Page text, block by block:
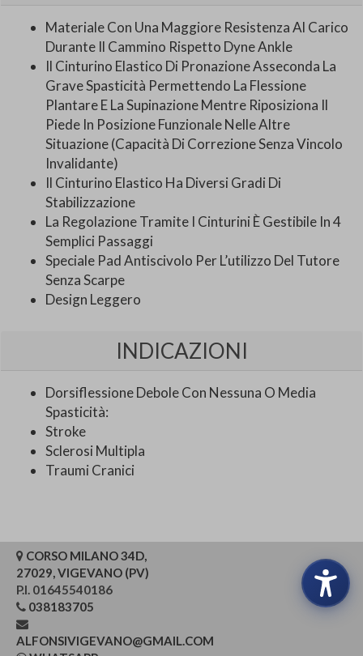
Materiale Con Una Maggiore Resistenza Al Carico
Durante Il Cammino Rispetto Dyne Ankle
Il Cinturino Elastico Di Pronazione Asseconda La
Grave Spasticità Permettendo La Flessione
Plantare E La Supinazione Mentre Riposiziona Il
Piede In Posizione Funzionale Nelle Altre
Situazione (Capacità Di Correzione Senza Vincolo
Invalidante)
Il Cinturino Elastico Ha Diversi Gradi Di
Stabilizzazione
La Regolazione Tramite I Cinturini È Gestibile In 4
Semplici Passaggi
Speciale Pad Antiscivolo Per L’utilizzo Del Tutore
Senza Scarpe
Design Leggero
INDICAZIONI
Dorsiflessione Debole Con Nessuna O Media
Spasticità:
Stroke
Sclerosi Multipla
Traumi Cranici
CORSO MILANO 34D,
27029, VIGEVANO (PV)
P.I. 01645540186
038183705
ALFONSIVIGEVANO@GMAIL.COM